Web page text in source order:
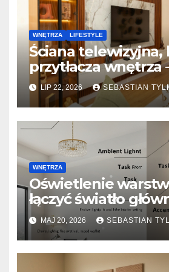
WNĘTRZA LIFESTYLE
Ściana telewizyjna,
przytłacza wnętrza
nowoczesne tła
lameli po spieki
LIP 22, 2026 SEBASTIAN
WNĘTRZA
Oświetlenie
łączyć światło
punktowe i
MAJ 20, 2026 SEBASTIAN